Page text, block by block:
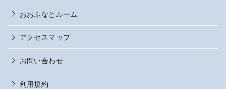
おおふなとルーム
アクセスマップ
お問い合わせ
利用規約